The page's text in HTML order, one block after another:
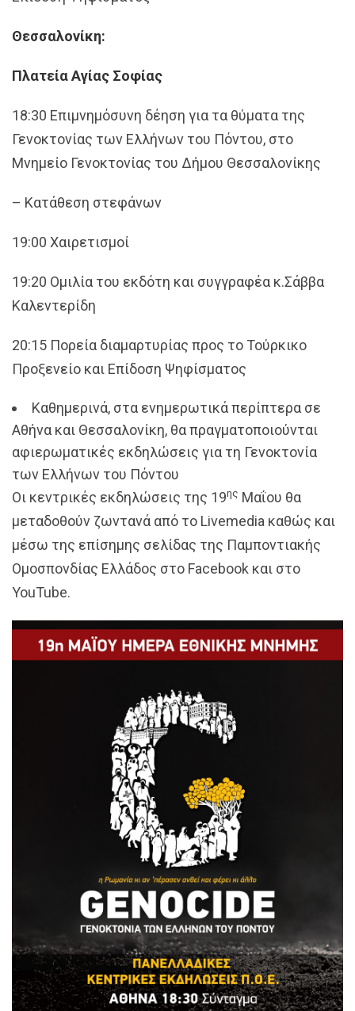
Θεσσαλονίκη:
Πλατεία Αγίας Σοφίας
18:30 Επιμνημόσυνη δέηση για τα θύματα της
Γενοκτονίας των Ελλήνων του Πόντου, στο
Μνημείο Γενοκτονίας του Δήμου Θεσσαλονίκης
– Κατάθεση στεφάνων
19:00 Χαιρετισμοί
19:20 Ομιλία του εκδότη και συγγραφέα κ.Σάββα
Καλεντερίδη
20:15 Πορεία διαμαρτυρίας προς το Τούρκικο
Προξενείο και Επίδοση Ψηφίσματος
Καθημερινά, στα ενημερωτικά περίπτερα σε
Αθήνα και Θεσσαλονίκη, θα πραγματοποιούνται
αφιερωματικές εκδηλώσεις για τη Γενοκτονία
των Ελλήνων του Πόντου
Οι κεντρικές εκδηλώσεις της 19ης Μαΐου θα
μεταδοθούν ζωντανά από το Livemedia καθώς και
μέσω της επίσημης σελίδας της Παμποντιακής
Ομοσπονδίας Ελλάδος στο Facebook και στο
YouTube.